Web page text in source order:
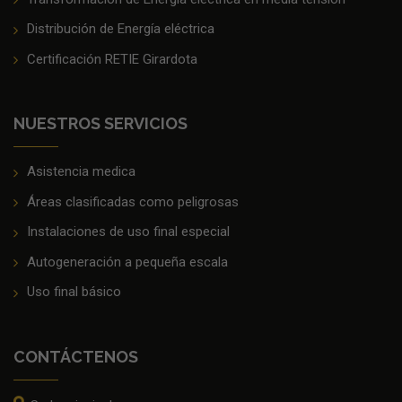
Distribución de Energía eléctrica
Certificación RETIE Girardota
NUESTROS SERVICIOS
Asistencia medica
Áreas clasificadas como peligrosas
Instalaciones de uso final especial
Autogeneración a pequeña escala
Uso final básico
CONTÁCTENOS